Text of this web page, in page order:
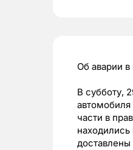
Об аварии
В субботу,
части в
доставлены